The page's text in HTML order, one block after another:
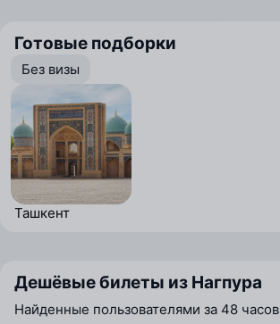
Готовые подборки
Без визы
Ташкент
Дешёвые билеты из Нагпура
Найденные пользователями за 48 часов